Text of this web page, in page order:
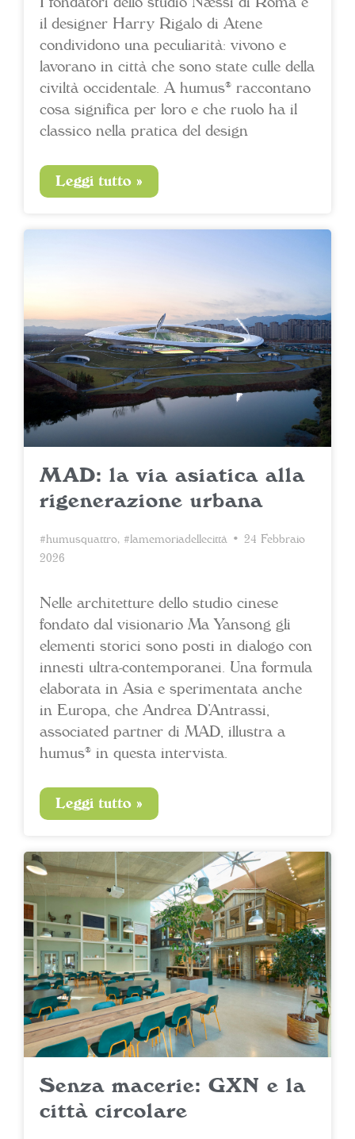
il designer Harry Rigalo di Atene
condividono una peculiarità: vivono e
lavorano in città che sono state culle della
civiltà occidentale. A humus® raccontano
cosa significa per loro e che ruolo ha il
classico nella pratica del design
Leggi tutto »
MAD: la via asiatica alla
rigenerazione urbana
#humusquattro, #lamemoriadellecittà • 24 Febbraio
2026
Nelle architetture dello studio cinese
fondato dal visionario Ma Yansong gli
elementi storici sono posti in dialogo con
innesti ultra-contemporanei. Una formula
elaborata in Asia e sperimentata anche
in Europa, che Andrea D’Antrassi,
associated partner di MAD, illustra a
humus® in questa intervista.
Leggi tutto »
Senza macerie: GXN e la
città circolare